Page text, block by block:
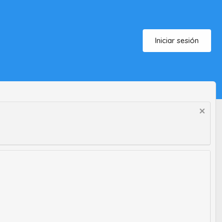
Iniciar sesión